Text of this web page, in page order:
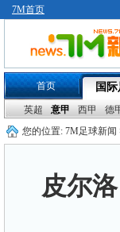
7M首页
首页 国
英超 意甲 西甲 德
您的位置: 7M足球新闻
皮尔